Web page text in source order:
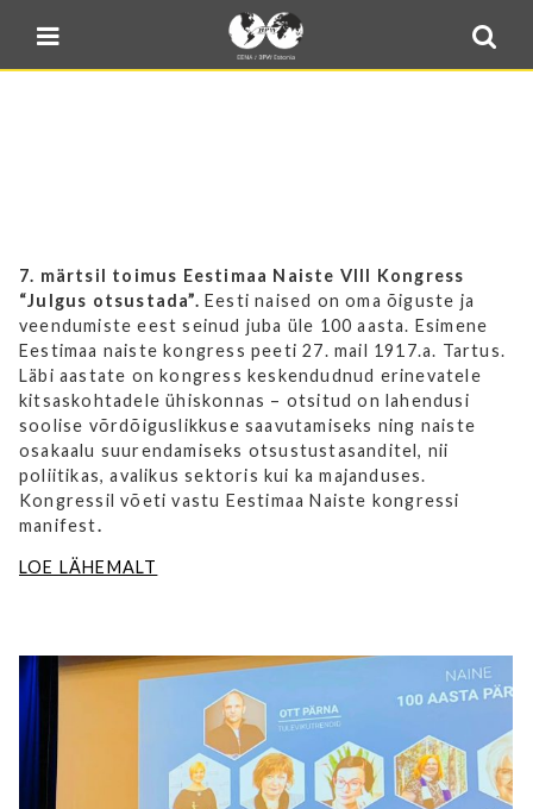
Sulge menüü
Blogi
E-pood
7. märtsil toimus Eestimaa Naiste VIII Kongress
“Julgus otsustada”. Eesti naised on oma õiguste ja
veendumiste eest seinud juba üle 100 aasta. Esimene
Eestimaa naiste kongress peeti 27. mail 1917.a. Tartus.
Läbi aastate on kongress keskendudnud erinevatele
kitsaskohtadele ühiskonnas – otsitud on lahendusi
soolise võrdõiguslikkuse saavutamiseks ning naiste
osakaalu suurendamiseks otsustustasanditel, nii
poliitikas, avalikus sektoris kui ka majanduses.
Kongressil võeti vastu Eestimaa Naiste kongressi
manifest.
LOE LÄHEMALT